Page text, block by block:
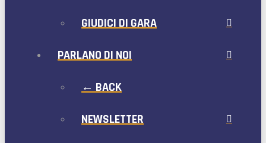
GIUDICI DI GARA
PARLANO DI NOI
← BACK
NEWSLETTER